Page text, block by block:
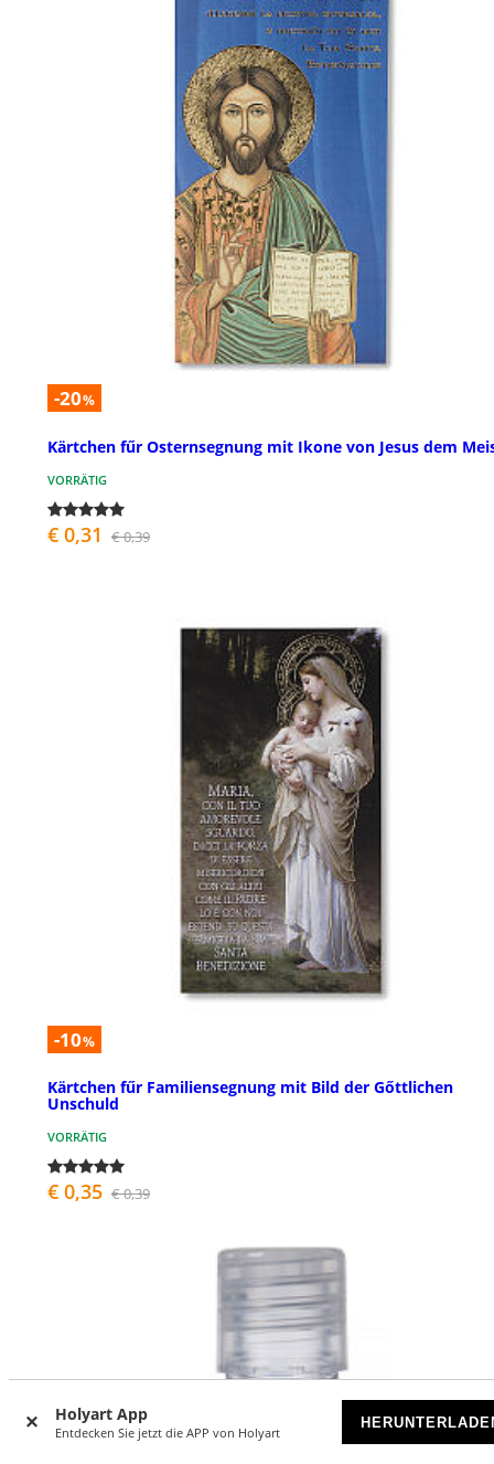
Holyart App
Entdecken Sie jetzt die APP von Holyart
-20%
Kärtchen fűr Osternsegnung mit Ikone von Jesus dem
VORRÄTIG
€ 0,31 € 0,39
-10%
Kärtchen fűr Familiensegnung mit Bild der Gőttlichen
Unschuld
VORRÄTIG
€ 0,35 € 0,39